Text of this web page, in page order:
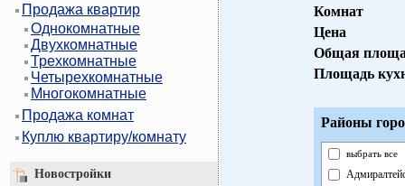
Продажа квартир
Однокомнатные
Двухкомнатные
Трехкомнатные
Четырехкомнатные
Многокомнатные
Продажа комнат
Куплю квартиру/комнату
Новостройки
Комнат
Цена
Общая
Площадь
Районы
выбрать все